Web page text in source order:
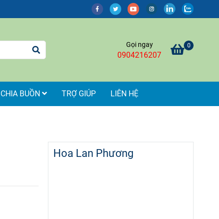
Gọi ngay
0904216207
0
BUỒN TRỢ GIÚP LIÊN HỆ
Hoa Lan Phương